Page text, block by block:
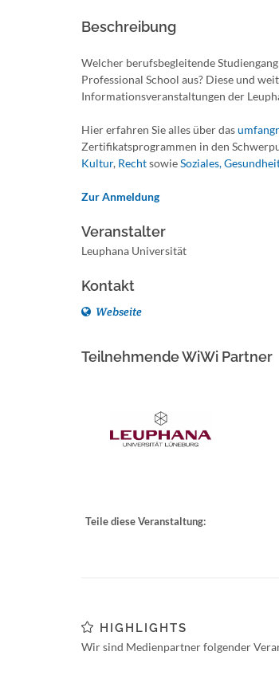
Beschreibung
Welcher berufsbegleitende
Professional School aus? Diese und
Informationsveranstaltungen der
Hier erfahren Sie alles über das
Zertifikatsprogrammen in den
Kultur, RechtsowieSoziales,
Zur Anmeldung
Veranstalter
Leuphana Universität
Kontakt
Webseite
Teilnehmende WiWi Partner
Teile diese Veranstaltung:
HIGHLIGHTS
Wir sind Medienpartner folgender